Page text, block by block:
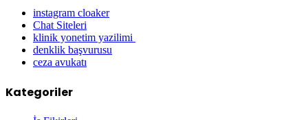
instagram cloaker
Chat Siteleri
klinik yonetim yazilimi
denklik başvurusu
ceza avukatı
Kategoriler